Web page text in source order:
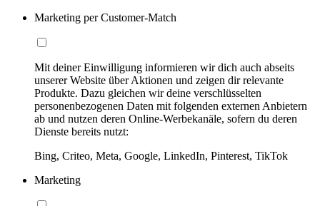
Marketing per Customer-Match
Mit deiner Einwilligung informieren wir dich auch abseits
unserer Website über Aktionen und zeigen dir relevante
Produkte. Dazu gleichen wir deine verschlüsselten
personenbezogenen Daten mit folgenden externen Anbietern
ab und nutzen deren Online-Werbekanäle, sofern du deren
Dienste bereits nutzt:
Bing, Criteo, Meta, Google, LinkedIn, Pinterest, TikTok
Marketing